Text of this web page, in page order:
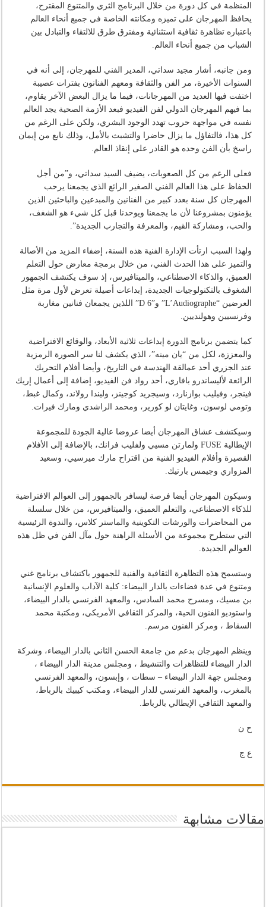
المنظمة في كل دورة من خلال البرنامج الثري والمتنوع المقترح،
يحافظ المهرجان على تميزه ومكانته الخاصة في جميع أنحاء العالم
باعتباره تظاهرة ثقافية استثنائية ومفترق طرق للالتقاء والتبادل بين
الشباب من جميع أنحاء العالم.
ومن جانبه، أشار مجيد سداتي، المدير الفني للمهرجان، إلى أنه في
السنوات الأخيرة، مر الفن والثقافة ومعهم الفنانون بفترات عصيبة
اختفت فيها العديد من المهرجانات، فيما ما يزال البعض الآخر يقاوم،
بما فيهم المهرجان الدولي لفن الفيديو فبعد الأزمة الصحية يجد العالم
نفسه في مواجهة حروب تهدد الوجود البشري، ولكن على الرغم من
كل هذا، فالتفاؤل ما يزال حاضرا والتشبث بالأمل، وذلك نابع من إيمان
راسخ بأن الفن وحده هو القادر على إنقاذ العالم.
فعلى الرغم من كل الصعوبات، يضيف السيد سداتي، و”من أجل
الحفاظ على هذا العالم الفني الصغير الرائع الذي يجمعنا يرحب
المهرجان كل سنة بعدد كبير من الفنانين والمبدعين والباحثين الذين
يؤمنون بمشروعنا لأن ما يجمعنا ويوحدنا قبل كل شيء هو الشغف،
والحب، ومشاركة القيم، والمعرفة والتجارب الجديدة”.
ولهذا السبب ارتأت الإدارة الفنية هذه السنة، إضفاء المزيد من الأصالة
والتميز على هذا الحدث الفني، من خلال برمجة معارض حول التعلم
العميق، والذكاء الاصطناعي، والميتافيرس، إذ سوف يكتشف الجمهور
الشغوف بالتكنولوجيات الجديدة، إبداعات أصيلة تعرض لأول مرة مثل
العرضين “L’Audiographe” و”6 D” اللذين يجمعان فنانين مغاربة
وفرنسيين وهولنديين.
كما يتضمن برنامج الدورة إبداعات ثلاثية الأبعاد، والوقائع الافتراضية
والمعززة، لكل من “يان مينه”، الذي يكشف لنا سر الصورة الرمزية
عند الجزري أحد عمالقة الهندسة في التاريخ، وأيضا أفلام التحريك
الرائعة لأليساندرو بافاري، أحد رواد فن الفيديو، إضافة إلى أعمال إريك
فينجر، وفيليب بوازنارد، وسيجريد كوجينز، وليندا رولاند، وكمال غبط،
وتومي لوسون، وغايتان لو كورير، ومحمد الراشدي ومارك فيرات.
وسيكتشف عشاق المهرجان أيضا عروضا عالية الجودة للمجموعة
الإيطالية FUSE ولمارتن مسيي ولفليب فرانك، بالإضافة إلى الأفلام
القصيرة وأفلام الفيديو الفنية من اقتراح مارك ميرسيي، وسعيد
المزواري وجيمس بارتيك.
وسيكون المهرجان أيضا فرصة ليسافر بالجمهور إلى العوالم الافتراضية
للذكاء الاصطناعي، والتعلم العميق، والميتافيرس، من خلال سلسلة
من المحاضرات والورشات التكوينية والماستر كلاس، والندوة الرئيسية
التي ستطرح مجموعة من الأسئلة الراهنة حول مآل الفن في ظل هذه
العوالم الجديدة.
وستسمح هذه التظاهرة الثقافية والفنية للجمهور باكتشاف برنامج غني
ومتنوع في عدة فضاءات بالدار البيضاء: كلية الآداب والعلوم الإنسانية
بن مسيك، ومسرح محمد السادس، والمعهد الفرنسي بالدار البيضاء،
واستوديو الفنون الحية، والمركز الثقافي الأمريكي، ومكتبة محمد
السقاط ، ومركز الفنون مرسم.
وينظم المهرجان بدعم من جامعة الحسن الثاني بالدار البيضاء، وشركة
الدار البيضاء للتظاهرات والتنشيط ، ومجلس مدينة الدار البيضاء ،
ومجلس جهة الدار البيضاء – سطات ، وإبسون، والمعهد الفرنسي
بالمغرب، والمعهد الفرنسي للدار البيضاء، ومكتب كيبيك بالرباط،
والمعهد الثقافي الإيطالي بالرباط.
ح ن
ع ج
مقالات مشابهة